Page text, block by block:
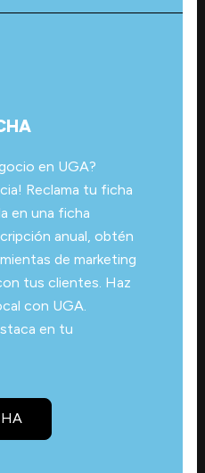
en UGA?
Reclama tu ficha
en una ficha
anual, obtén
de marketing
tus clientes. Haz
con UGA.
en tu